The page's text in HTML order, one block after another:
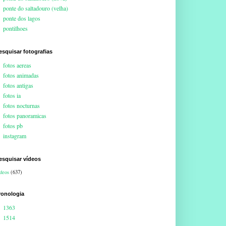
ponte do saltadouro (velha)
ponte dos lagos
pontilhoes
fotografias
fotos aereas
fotos animadas
fotos antigas
fotos ia
fotos nocturnas
fotos panoramicas
fotos pb
instagram
vídeos
(637)
1363
1514